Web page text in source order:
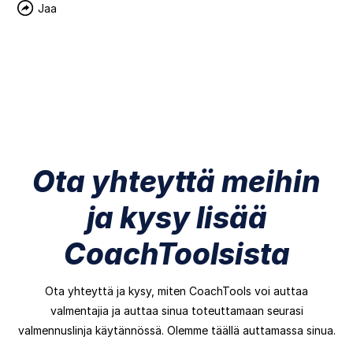
Ota yhteyttä meihin
ja kysy lisää
CoachToolsista
Ota yhteyttä ja kysy, miten CoachTools voi auttaa
valmentajia ja auttaa sinua toteuttamaan seurasi
valmennuslinja käytännössä. Olemme täällä auttamassa sinua.